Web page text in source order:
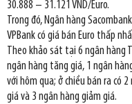
30.888 – 31.121 VND/Euro.
Trong đó, Ngân hàng
VPBank có giá bán Euro thấp
Theo khảo sát tại 6 ngân hàng
ngân hàng tăng giá, 1 ngân
với hôm qua; ở chiều bán ra có
giá và 3 ngân hàng giảm giá.